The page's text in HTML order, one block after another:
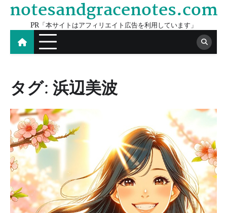
Skip
content
notesandgracenotes.com
PR「本サイトはアフィリエイト広告を利用しています」
タグ:浜辺美波